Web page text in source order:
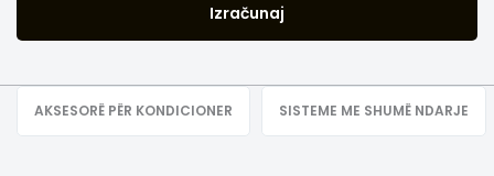
Izračunaj
AKSESORË PËR KONDICIONER SISTEME ME SHUMË NDARJE